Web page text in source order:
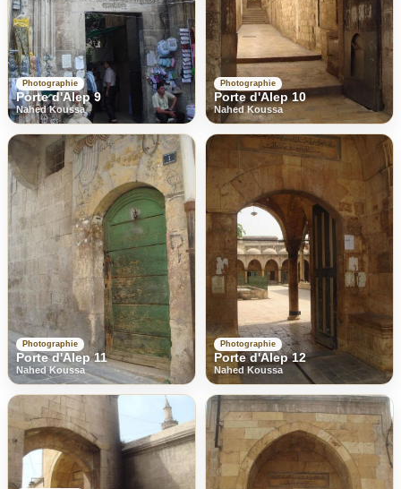
Photographie
Porte d'Alep 9
Nahed Koussa
Photographie
Porte d'Alep 10
Nahed Koussa
Photographie
Porte d'Alep 11
Nahed Koussa
Photographie
Porte d'Alep 12
Nahed Koussa